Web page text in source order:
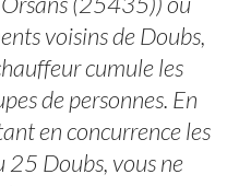
voisins de Doubs,
cumule les
de personnes. En
en concurrence les
25 Doubs, vous ne